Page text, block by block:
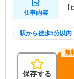
仕事内容
駅から徒歩5分以内
保存する